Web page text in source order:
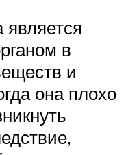
в
и
она плохо